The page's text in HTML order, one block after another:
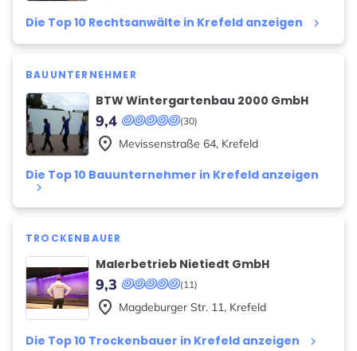
Die Top 10 Rechtsanwälte in Krefeld anzeigen keyboard_arrow_right
BAUUNTERNEHMER
BTW Wintergartenbau 2000 GmbH
(30)
9,4
Die Top 10 Bauunternehmer in Krefeld anzeigen
keyboard_arrow_right
place Mevissenstraße 64, Krefeld
TROCKENBAUER
Malerbetrieb Nietiedt GmbH
(11)
9,3
Die Top 10 Trockenbauer in Krefeld anzeigen keyboard_arrow_right
place Magdeburger Str. 11, Krefeld